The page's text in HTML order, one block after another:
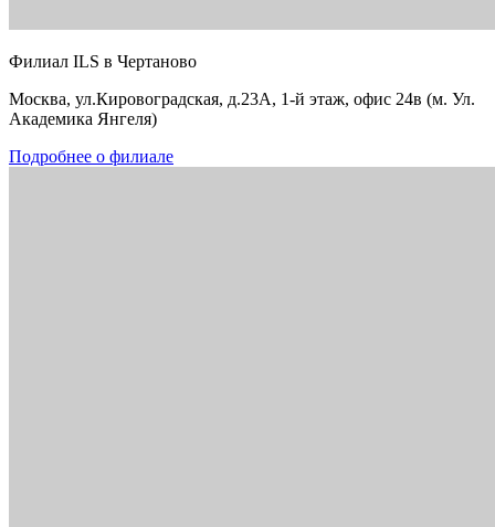
Филиал ILS в Чертаново
Москва, ул.Кировоградская, д.23А, 1-й этаж, офис 24в (м. Ул.
Академика Янгеля)
Подробнее о филиале